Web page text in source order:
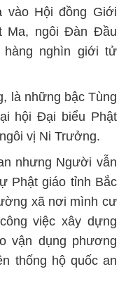
vào Hội đồng Giới
Ma, ngôi Đàn Đầu
nghìn giới tử
là những bậc Tùng
hội Đại biểu Phật
vị Ni Trưởng.
nhưng Người vẫn
Phật giáo tỉnh Bắc
xã nơi mình cư
việc xây dựng
vận dụng phương
thống hộ quốc an